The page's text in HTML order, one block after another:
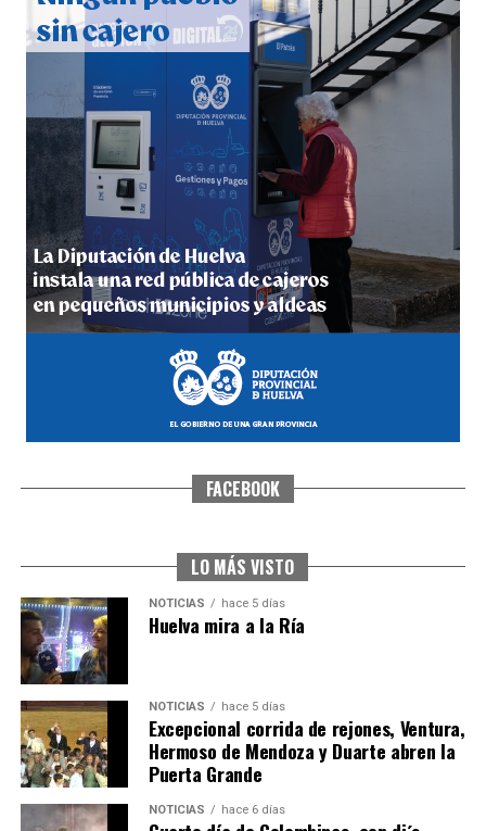
hace 5 días·Huelvatv
4º DÍA DE LAS FIESTAS COLOMBINAS 2026
hace 6 días·Huelvatv
SEXTA CORRIDA DE LAS FIESTAS COLOMBINAS
6º DÍA DE LAS FIESTAS COLOMBINAS 2026
hace 4 días Huelvatv
FACEBOOK
LO MÁS VISTO
NOTICIAS hace 5 días
Huelva mira a la Ría
NOTICIAS hace 5 días
Excepcional corrida de rejones, Ventura,
Hermoso de Mendoza y Duarte abren la
Puerta Grande
NOTICIAS hace 6 días